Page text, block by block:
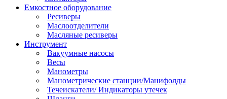
Емкостное оборудование
Ресиверы
Маслоотделители
Масляные ресиверы
Инструмент
Вакуумные насосы
Весы
Манометры
Манометрические станции/Манифолды
Течеискатели/ Индикаторы утечек